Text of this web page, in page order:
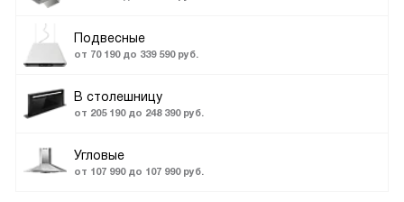
Подвесные
от 70 190 до 339 590 руб.
В столешницу
от 205 190 до 248 390 руб.
Угловые
от 107 990 до 107 990 руб.